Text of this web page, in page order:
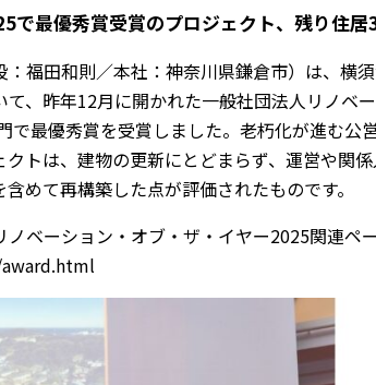
で最優秀賞受賞のプロジェクト、残り住
福田和則／本社：神奈川県鎌倉市）は、横
、昨年12月に開かれた一般社団法人リノベ
で最優秀賞を受賞しました。老朽化が進む公
クトは、建物の更新にとどまらず、運営や関
めて再構築した点が評価されたものです。
ベーション・オブ・ザ・イヤー2025関連ペ